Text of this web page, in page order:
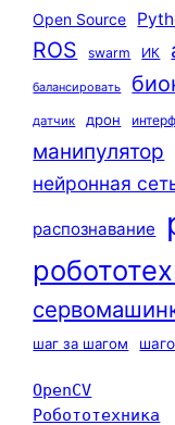
Open Source
ROS swarm ИК
балансировать
датчик дрон
манипулятор
нейронная
распознавание
шаг за шагом
OpenCV
Робототехника